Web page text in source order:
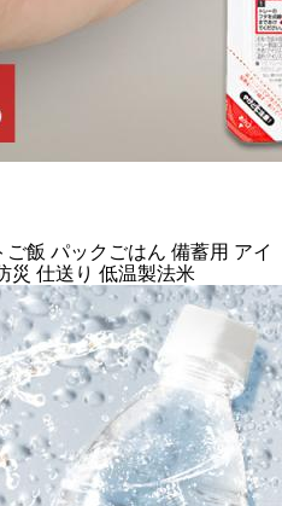
飯 パックごはん 備蓄用 アイ
災 仕送り 低温製法米